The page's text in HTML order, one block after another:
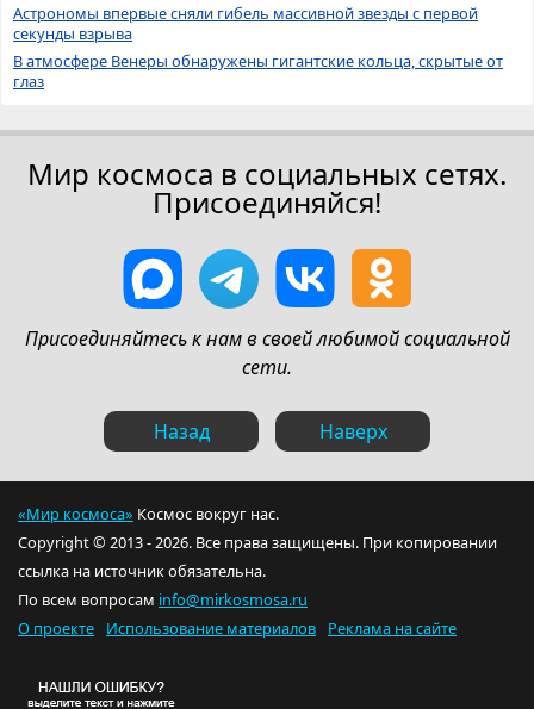
Астрономы впервые сняли гибель массивной звезды с первой
секунды взрыва
В атмосфере Венеры обнаружены гигантские кольца, скрытые от
глаз
Мир космоса в социальных сетях.
Присоединяйся!
Присоединяйтесь к нам в своей любимой социальной
сети.
Назад Наверх
«Мир космоса» Космос вокруг нас.
Copyright © 2013 - 2026. Все права защищены. При копировании
ссылка на источник обязательна.
По всем вопросам info@mirkosmosa.ru
О проекте
Использование материалов Реклама на сайте